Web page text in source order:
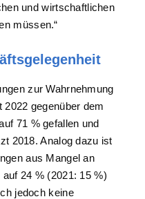
und wirtschaftlichen
müssen.“
zur Wahrnehmung
gegenüber dem
71 % gefallen und
2018. Analog dazu ist
aus Mangel an
24 % (2021: 15 %)
jedoch keine